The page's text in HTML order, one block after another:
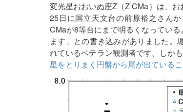
変光星おおいぬ座Z（Z CMa）は、
25日に国立天文台の前原裕之さん
CMaが8等台にまで明るくなってい
ます」との書き込みがありました。
れているベテラン観測者です。しか
星をとりまく円盤から尾が出ている